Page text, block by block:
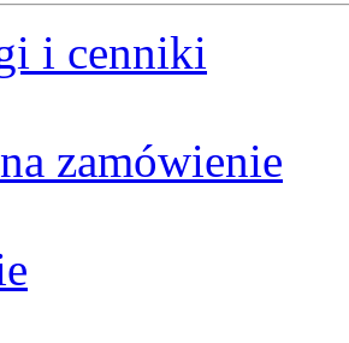
i cenniki
zamówienie